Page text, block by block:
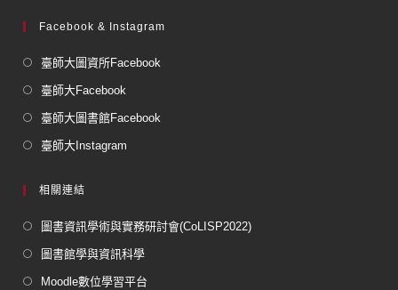
Facebook & Instagram
臺師大圖資所Facebook
臺師大Facebook
臺師大圖書館Facebook
臺師大Instagram
相關連結
圖書資訊學術與實務研討會(CoLISP2022)
圖書館學與資訊科學
Moodle數位學習平台